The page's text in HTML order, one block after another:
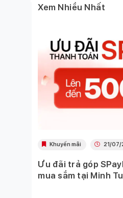
Xem Nhiều Nhất
Khuyến mãi 21/07/
Ưu đãi trả góp
mua sắm tại Minh